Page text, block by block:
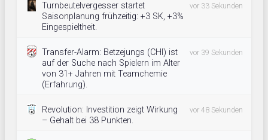
Turnbeutelvergesser startet
Saisonplanung frühzeitig: +3 SK, +3%
Eingespieltheit.
vor 33 Sekunden
Transfer-Alarm: Betzejungs (CHI) ist
auf der Suche nach Spielern im Alter
von 31+ Jahren mit Teamchemie
(Erfahrung).
vor 39 Sekunden
Revolution: Investition zeigt Wirkung
– Gehalt bei 38 Punkten.
vor 48 Sekunden